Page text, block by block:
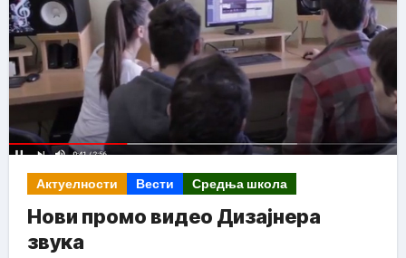
Актуелности Вести Средња школа
Нови промо видео Дизајнера
звука